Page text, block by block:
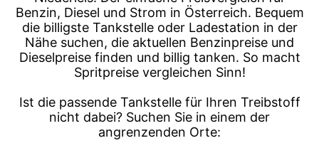
Benzin, Diesel und Strom in Österreich. Bequem
die billigste Tankstelle oder Ladestation in der
Nähe suchen, die aktuellen Benzinpreise und
Dieselpreise finden und billig tanken. So macht
Spritpreise vergleichen Sinn!
Ist die passende Tankstelle für Ihren Treibstoff
nicht dabei? Suchen Sie in einem der
angrenzenden Orte: